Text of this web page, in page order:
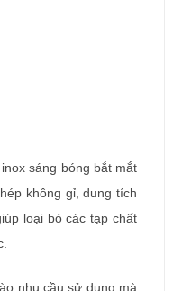
sáng bóng bắt mắt
không gỉ, dung tích
loại bỏ các tạp chất
nhu cầu sử dụng mà